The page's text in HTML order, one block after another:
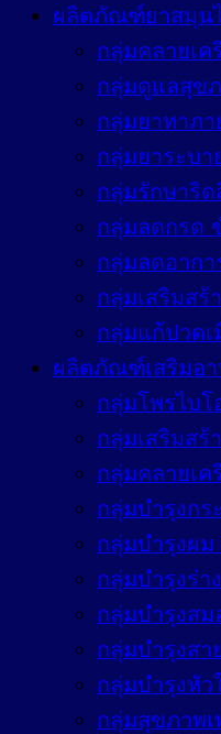
ผลิตภัณฑ์ยาสมุน
กลุ่มคลายเค
กลุ่มดูแลสุข
กลุ่มยาทาภ
กลุ่มยาระบา
กลุ่มรักษาริด
กลุ่มลดกรด
กลุ่มลดอาก
กลุ่มเสริมส
กลุ่มแก้ปวดเ
ผลิตภัณฑ์เสริมอา
กลุ่มโพรไบโ
กลุ่มเสริมสร้
กลุ่มคลายเค
กลุ่มบำรุงกร
กลุ่มบำรุงผม
กลุ่มบำรุงร่า
กลุ่มบำรุงสม
กลุ่มบำรุงสา
กลุ่มบำรุงหัว
กลุ่มสุขภาพ